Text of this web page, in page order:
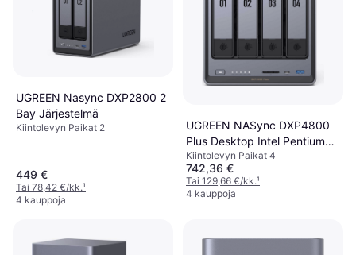
UGREEN Nasync DXP2800 2
Bay Järjestelmä
Kiintolevyn Paikat 2
449 €
Tai 78,42 €/kk.¹
4 kauppoja
UGREEN NASync DXP4800
Plus Desktop Intel Pentium
Gold
Kiintolevyn Paikat 4
742,36 €
Tai 129,66 €/kk.¹
4 kauppoja